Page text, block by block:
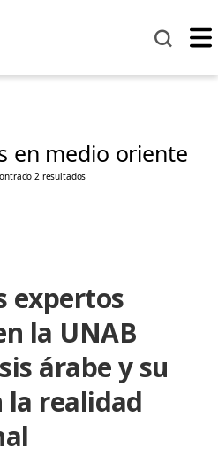
en medio oriente
2 resultados
expertos
la UNAB
árabe y su
la realidad